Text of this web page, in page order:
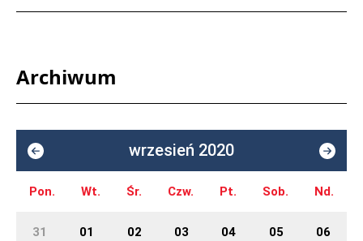
Archiwum
wrzesień 2020
Pon. Wt. Śr. Czw. Pt. Sob. Nd.
31 01 02 03 04 05 06